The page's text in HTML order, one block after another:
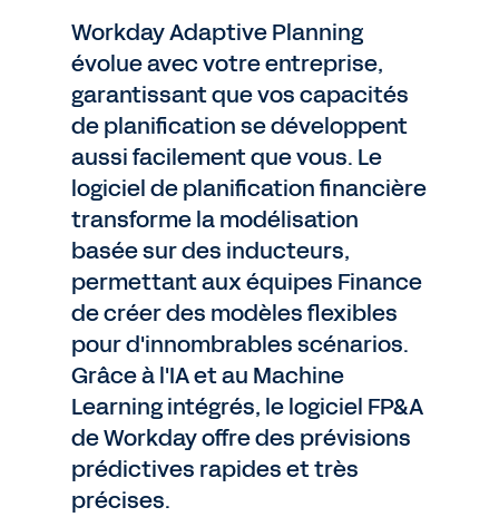
Workday Adaptive Planning
évolue avec votre entreprise,
garantissant que vos capacités
de planification se développent
aussi facilement que vous. Le
logiciel de planification financière
transforme la modélisation
basée sur des inducteurs,
permettant aux équipes Finance
de créer des modèles flexibles
pour d'innombrables scénarios.
Grâce à l'IA et au Machine
Learning intégrés, le logiciel FP&A
de Workday offre des prévisions
prédictives rapides et très
précises.